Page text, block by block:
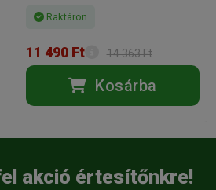
Raktáron
11 490 Ft 14 363 Ft
Kosárba
akció értesítőnkre!